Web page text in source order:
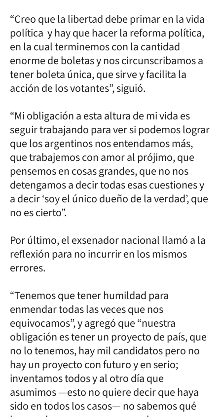
“Creo que la libertad debe primar en la vida
política y hay que hacer la reforma política,
en la cual terminemos con la cantidad
enorme de boletas y nos circunscribamos a
tener boleta única, que sirve y facilita la
acción de los votantes”, siguió.
“Mi obligación a esta altura de mi vida es
seguir trabajando para ver si podemos lograr
que los argentinos nos entendamos más,
que trabajemos con amor al prójimo, que
pensemos en cosas grandes, que no nos
detengamos a decir todas esas cuestiones y
a decir ‘soy el único dueño de la verdad’, que
no es cierto”.
Por último, el exsenador nacional llamó a la
reflexión para no incurrir en los mismos
errores.
“Tenemos que tener humildad para
enmendar todas las veces que nos
equivocamos”, y agregó que “nuestra
obligación es tener un proyecto de país, que
no lo tenemos, hay mil candidatos pero no
hay un proyecto con futuro y en serio;
inventamos todos y al otro día que
asumimos —esto no quiere decir que haya
sido en todos los casos— no sabemos qué